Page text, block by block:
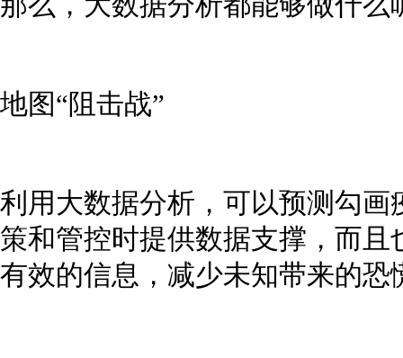
地图“阻击战”
利用大数据分析，可以预测勾
策和管控时提供数据支撑，而
有效的信息，减少未知带来的恐